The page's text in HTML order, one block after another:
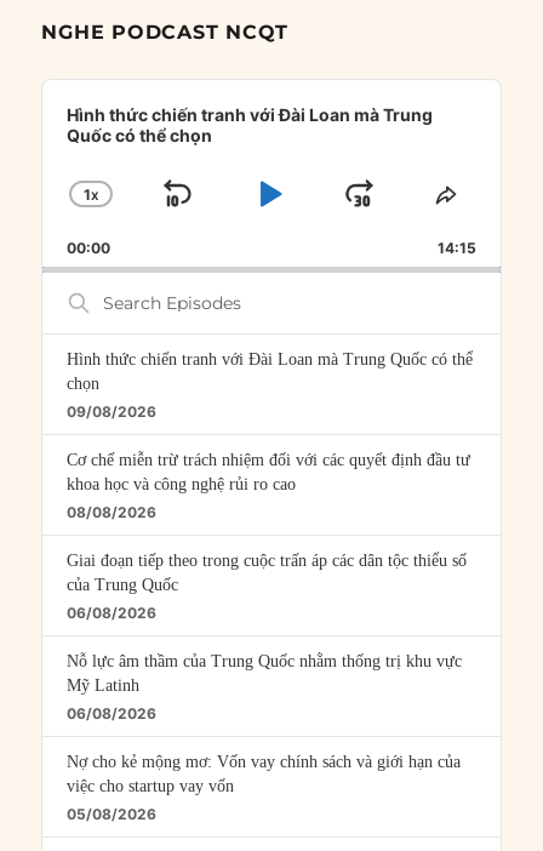
NGHE PODCAST NCQT
Audio
Player
Hình thức chiến tranh với Đài Loan mà Trung
Quốc có thể chọn
CHANGE
RATE
1X
SKIP
PLAYJUMP
FORWARD
SHARE
00:00 14:15
Search
Episodes
Hình thức chiến tranh với Đài Loan mà Trung Quốc có thể
chọn
09/08/2026
Cơ chế miễn trừ trách nhiệm đối với các quyết định đầu tư
khoa học và công nghệ rủi ro cao
08/08/2026
Giai đoạn tiếp theo trong cuộc trấn áp các dân tộc thiểu số
của Trung Quốc
06/08/2026
Nỗ lực âm thầm của Trung Quốc nhằm thống trị khu vực
Mỹ Latinh
06/08/2026
Nợ cho kẻ mộng mơ: Vốn vay chính sách và giới hạn của
việc cho startup vay vốn
05/08/2026